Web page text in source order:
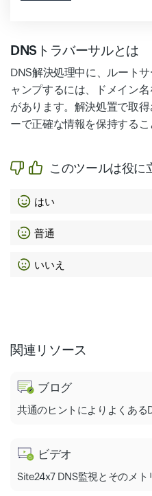
DNSトラバーサルとは
DNS解決処理中に、ルート
ャンプするには、ドメイン
があります。解決処置で取
ーで正確な情報を保持するこ
このツールは役に
はい
普通
いいえ
関連リソース
ブログ
共通のヒントによりよくある
ビデオ
Site24x7 DNS監視とそのメト